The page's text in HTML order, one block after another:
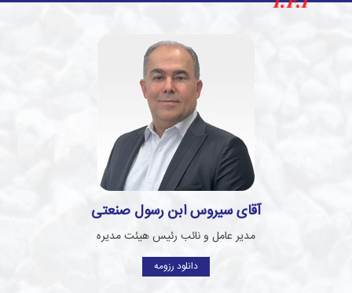
آقای سیروس ابن رسول صنعتی
مدیر عامل و نائب رئیس هیئت مدیره
دانلود رزومه